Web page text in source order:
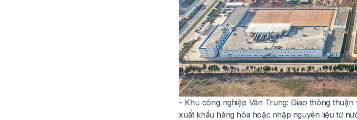
- Khu công nghiệp Vân Trung: Giao thông
xuất khẩu hàng hóa hoặc nhập nguyên liệu từ